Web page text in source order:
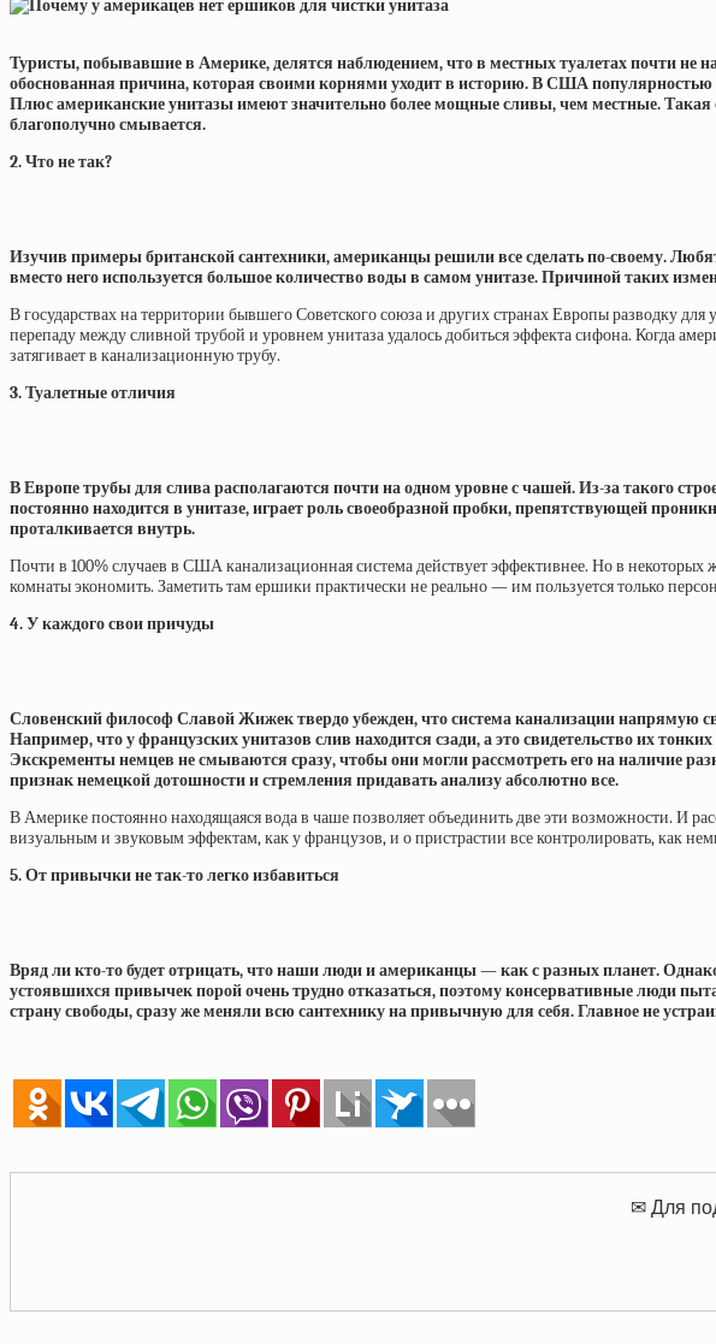
Туристы, побывавшие в Америке, делятся наблюдением, что в местных туалетах почти не
обоснованная причина, которая своими корнями уходит в историю. В США популярностью
Плюс американские унитазы имеют значительно более мощные сливы, чем местные. Такая
благополучно смывается.
2. Что не так?
Изучив примеры британской сантехники, американцы решили все сделать по-своему.
вместо него используется большое количество воды в самом унитазе. Причиной таких
В государствах на территории бывшего Советского союза и других странах Европы
перепаду между сливной трубой и уровнем унитаза удалось добиться эффекта сифона. Когда
затягивает в канализационную трубу.
3. Туалетные отличия
В Европе трубы для слива располагаются почти на одном уровне с чашей. Из-за такого
постоянно находится в унитазе, играет роль своеобразной пробки, препятствующей
проталкивается внутрь.
Почти в 100% случаев в США канализационная система действует эффективнее. Но в
комнаты экономить. Заметить там ершики практически не реально — им пользуется только
4. У каждого свои причуды
Словенский философ Славой Жижек твердо убежден, что система канализации напрямую
Например, что у французских унитазов слив находится сзади, а это свидетельство их
Экскременты немцев не смываются сразу, чтобы они могли рассмотреть его на наличие
признак немецкой дотошности и стремления придавать анализу абсолютно все.
В Америке постоянно находящаяся вода в чаше позволяет объединить две эти возможности. И
визуальным и звуковым эффектам, как у французов, и о пристрастии все контролировать, как
5. От привычки не так-то легко избавиться
Вряд ли кто-то будет отрицать, что наши люди и американцы — как с разных планет.
устоявшихся привычек порой очень трудно отказаться, поэтому консервативные люди
страну свободы, сразу же меняли всю сантехнику на привычную для себя. Главное не
✉ Для